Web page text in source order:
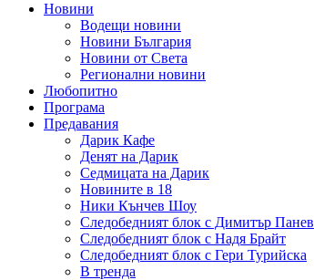
Новини
Водещи новини
Новини България
Новини от Света
Регионални новини
Любопитно
Програма
Предавания
Дарик Кафе
Денят на Дарик
Седмицата на Дарик
Новините в 18
Ники Кънчев Шоу
Следобедният блок с Димитър Панев
Следобедният блок с Надя Брайт
Следобедният блок с Гери Турийска
В тренда